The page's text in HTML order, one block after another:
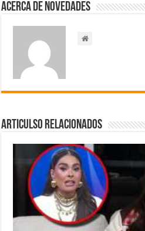
Acerca de NOVEDADES
Articulso Relacionados